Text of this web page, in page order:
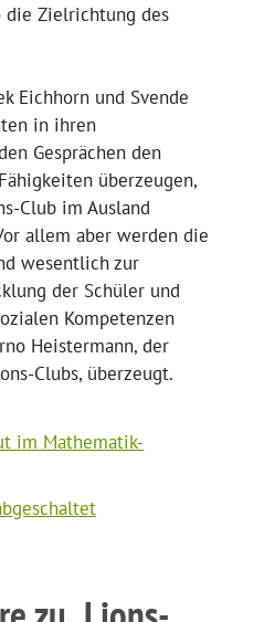
die Zielrichtung des
Eichhorn und Svende
in ihren
Gesprächen den
überzeugen,
Club im Ausland
allem aber werden die
wesentlich zur
der Schüler und
Kompetenzen
Heistermann, der
Clubs, überzeugt.
im Mathematik-